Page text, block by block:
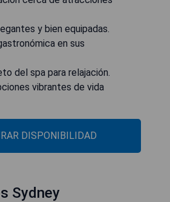
y bien equipadas.
en sus
del spa para relajación.
vibrantes de vida
DISPONIBILIDAD
Sydney